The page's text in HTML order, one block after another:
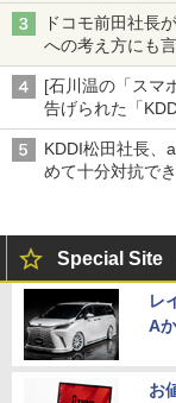
ドコモ前田社長
への考え方にも
[石川温の「スマ
告げられた「
穴と楽天モバイ
KDDI松田社長、
めて十分対抗でき
Special Site
レ
A
お